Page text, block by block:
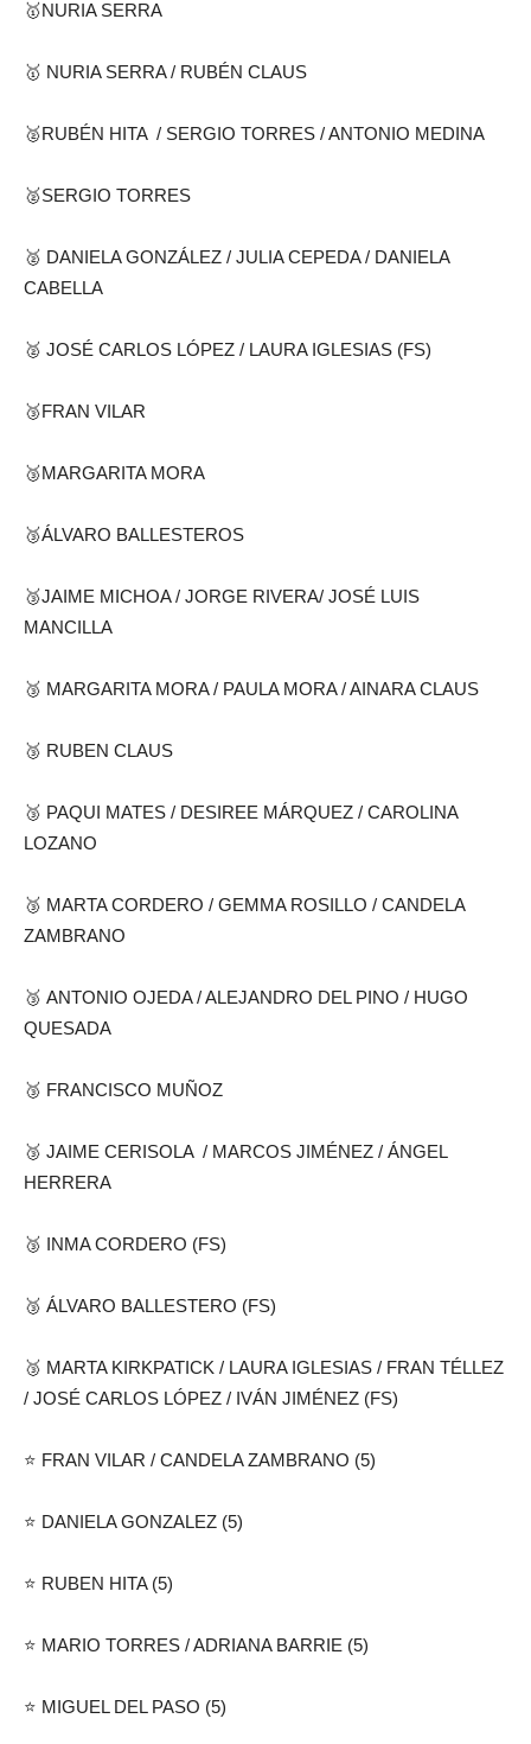
🥇NURIA SERRA
🥇 NURIA SERRA / RUBÉN CLAUS
🥈RUBÉN HITA / SERGIO TORRES / ANTONIO MEDINA
🥈SERGIO TORRES
🥈 DANIELA GONZÁLEZ / JULIA CEPEDA / DANIELA
CABELLA
🥈 JOSÉ CARLOS LÓPEZ / LAURA IGLESIAS (FS)
🥉FRAN VILAR
🥉MARGARITA MORA
🥉ÁLVARO BALLESTEROS
🥉JAIME MICHOA / JORGE RIVERA/ JOSÉ LUIS
MANCILLA
🥉 MARGARITA MORA / PAULA MORA / AINARA CLAUS
🥉 RUBEN CLAUS
🥉 PAQUI MATES / DESIREE MÁRQUEZ / CAROLINA
LOZANO
🥉 MARTA CORDERO / GEMMA ROSILLO / CANDELA
ZAMBRANO
🥉 ANTONIO OJEDA / ALEJANDRO DEL PINO / HUGO
QUESADA
🥉 FRANCISCO MUÑOZ
🥉 JAIME CERISOLA / MARCOS JIMÉNEZ / ÁNGEL
HERRERA
🥉 INMA CORDERO (FS)
🥉 ÁLVARO BALLESTERO (FS)
🥉 MARTA KIRKPATICK / LAURA IGLESIAS / FRAN TÉLLEZ
/ JOSÉ CARLOS LÓPEZ / IVÁN JIMÉNEZ (FS)
⭐️ FRAN VILAR / CANDELA ZAMBRANO (5)
⭐️ DANIELA GONZALEZ (5)
⭐️ RUBEN HITA (5)
⭐️ MARIO TORRES / ADRIANA BARRIE (5)
⭐️ MIGUEL DEL PASO (5)